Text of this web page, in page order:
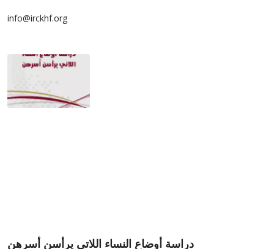
info@irckhf.org
دراسة أوضاع النساء اللاتي يرأسن أسرهن